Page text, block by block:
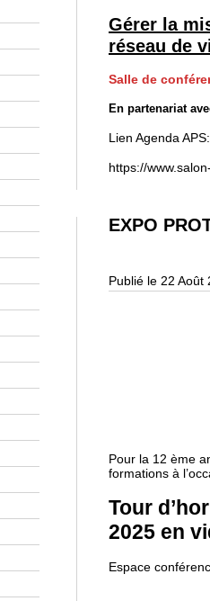
Gérer la
réseau de
Salle de
En partenariat
Lien Agenda APS:
https://
EXPO
Publié le 22 Août
Pour la 12 ème
formations à
Tour
2025 en
Espace